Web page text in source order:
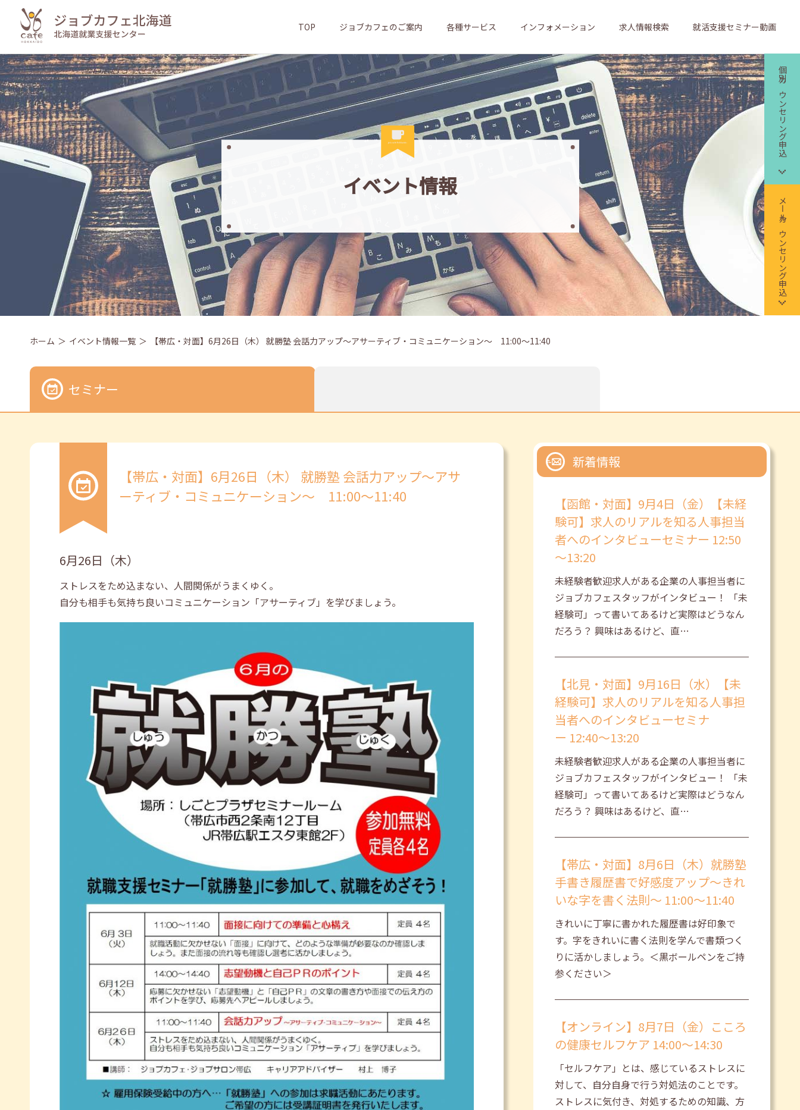
TOP ジョブカフェのご案内 各種サービス インフォメーション 求人情報検索 就活支援セミナー動画
個別カウンセリング申込
メールカウンセリング申込
イベント情報
ホーム イベント情報一覧 【帯広・対面】6月26日（木） 就勝塾 会話力アップ～アサーティブ・コミュニケーション～ 11:00～11:40
セミナー
【帯広・対面】6月26日（木） 就勝塾 会話力アップ～アサ
ーティブ・コミュニケーション～ 11:00～11:40
6月26日（木）
ストレスをため込まない、人間関係がうまくゆく。
自分も相手も気持ち良いコミュニケーション「アサーティブ」を学びましょう。
新着情報
【函館・対面】9月4日（金）【未経
験可】求人のリアルを知る人事担当
者へのインタビューセミナー 12:50
～13:20
未経験者歓迎求人がある企業の人事担当者に
ジョブカフェスタッフがインタビュー！ 「未
経験可」って書いてあるけど実際はどうなん
だろう？ 興味はあるけど、直…
【北見・対面】9月16日（水）【未
経験可】求人のリアルを知る人事担
当者へのインタビューセミナ
ー 12:40～13:20
未経験者歓迎求人がある企業の人事担当者に
ジョブカフェスタッフがインタビュー！ 「未
経験可」って書いてあるけど実際はどうなん
だろう？ 興味はあるけど、直…
【帯広・対面】8月6日（木）就勝塾
手書き履歴書で好感度アップ～きれ
いな字を書く法則～ 11:00～11:40
きれいに丁寧に書かれた履歴書は好印象で
す。字をきれいに書く法則を学んで書類つく
りに活かしましょう。＜黒ボールペンをご持
参ください＞
【オンライン】8月7日（金）こころ
の健康セルフケア 14:00～14:30
「セルフケア」とは、感じているストレスに
対して、自分自身で行う対処法のことです。
ストレスに気付き、対処するための知識、方